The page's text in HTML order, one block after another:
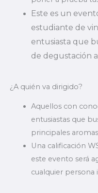
Este es un
estudiante de
entusiasta que
de degustación
¿A quién va dirigido?
Aquellos con
entusiastas que
principales
Una calificación
este evento será
cualquier persona